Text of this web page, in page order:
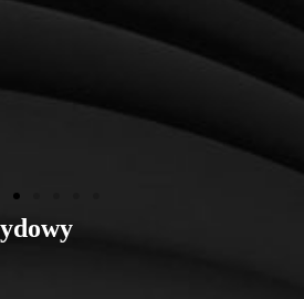
Falownik hybrydowy